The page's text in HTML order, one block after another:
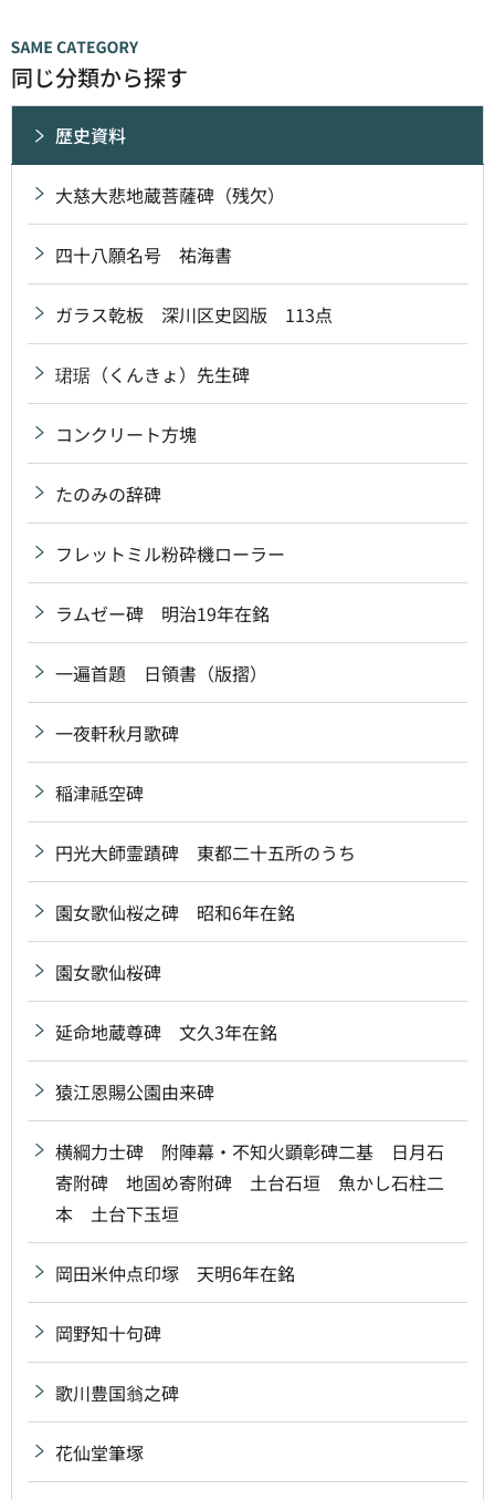
同じ分類から探す
歴史資料
大慈大悲地蔵菩薩碑（残欠）
四十八願名号 祐海書
ガラス乾板 深川区史図版 113点
珺琚（くんきょ）先生碑
コンクリート方塊
たのみの辞碑
フレットミル粉砕機ローラー
ラムゼー碑 明治19年在銘
一遍首題 日領書（版摺）
一夜軒秋月歌碑
稲津祗空碑
円光大師霊蹟碑 東都二十五所のうち
園女歌仙桜之碑 昭和6年在銘
園女歌仙桜碑
延命地蔵尊碑 文久3年在銘
猿江恩賜公園由来碑
横綱力士碑 附陣幕・不知火顕彰碑二基 日月石
寄附碑 地固め寄附碑 土台石垣 魚かし石柱二
本 土台下玉垣
岡田米仲点印塚 天明6年在銘
岡野知十句碑
歌川豊国翁之碑
花仙堂筆塚